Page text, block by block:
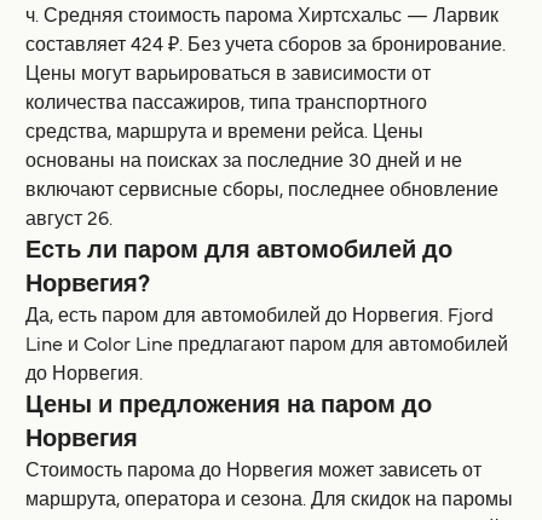
ч. Средняя стоимость парома Хиртсхальс — Ларвик
составляет 424 ₽. Без учета сборов за бронирование.
Цены могут варьироваться в зависимости от
количества пассажиров, типа транспортного
средства, маршрута и времени рейса. Цены
основаны на поисках за последние 30 дней и не
включают сервисные сборы, последнее обновление
август 26.
Есть ли паром для автомобилей до
Норвегия?
Да, есть паром для автомобилей до Норвегия. Fjord
Line и Color Line предлагают паром для автомобилей
до Норвегия.
Цены и предложения на паром до
Норвегия
Стоимость парома до Норвегия может зависеть от
маршрута, оператора и сезона. Для скидок на паромы